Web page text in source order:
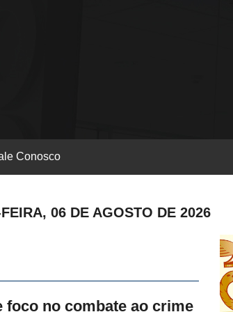
Conosco
06 DE AGOSTO DE 2026
foco no combate ao crime